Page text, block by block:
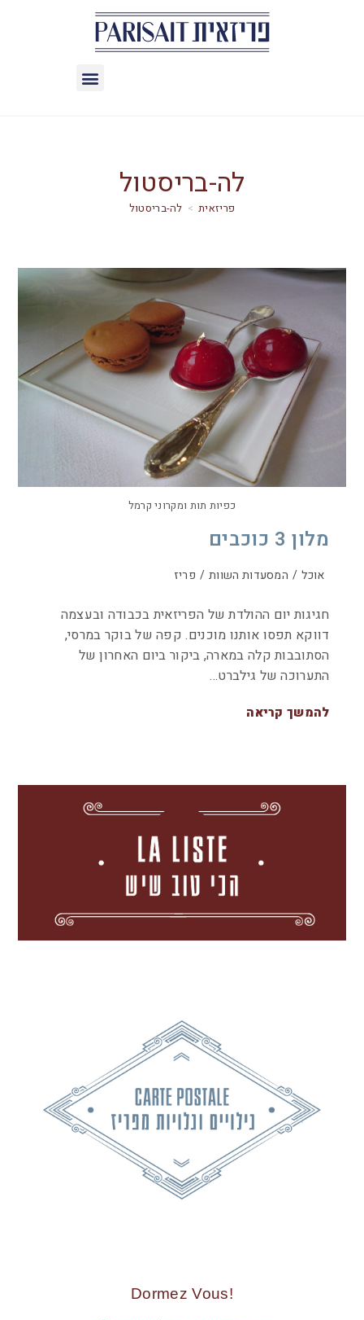
לה-בריסטול
> לה-בריסטול
כפיות תות ומקרוני קרמל
מלון 3 כוכבים
אוכל / המסעדות השוות / פריז
חגיגות יום ההולדת של הפריזאית בכבודה ובעצמה
דווקא תפסו אותנו מוכנים. קפה של בוקר במרסי,
הסתובבות קלה במארה, ביקור ביום האחרון של
התערוכה של גילברט…
להמשך קריאה
!Dormez Vous